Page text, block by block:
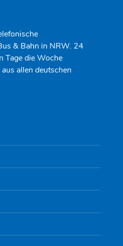
& Bahn in NRW. 24
Tage die Woche
allen deutschen